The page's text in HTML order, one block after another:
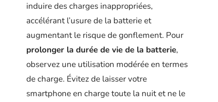
induire des charges inappropriées,
accélérant l’usure de la batterie et
augmentant le risque de gonflement. Pour
prolonger la durée de vie de la batterie,
observez une utilisation modérée en termes
de charge. Évitez de laisser votre
smartphone en charge toute la nuit et ne le